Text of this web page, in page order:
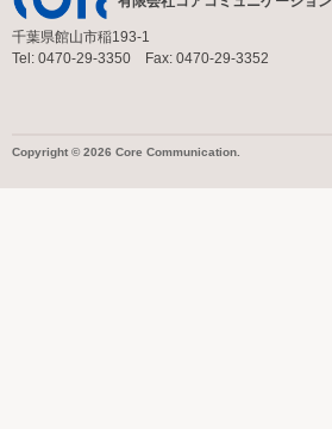
千葉県館山市稲193-1
Tel: 0470-29-3350 Fax: 0470-29-3352
Copyright © 2026 Core Communication.